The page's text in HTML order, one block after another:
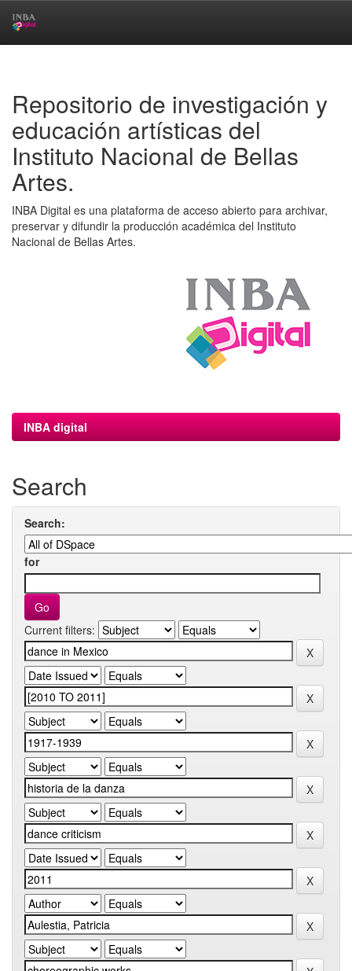
Repositorio de investigación y
educación artísticas del
Instituto Nacional de Bellas
Artes.
INBA Digital es una plataforma de acceso abierto para archivar,
preservar y difundir la producción académica del Instituto
Nacional de Bellas Artes.
INBA digital
Search
Search:
for
Current filters: